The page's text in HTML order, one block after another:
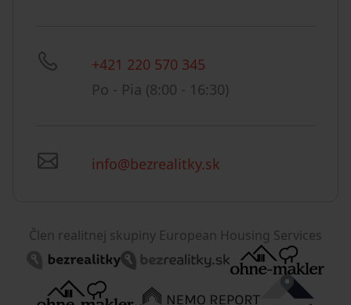
+421 220 570 345
Po - Pia (8:00 - 16:30)
info@bezrealitky.sk
Člen realitnej skupiny European Housing Services